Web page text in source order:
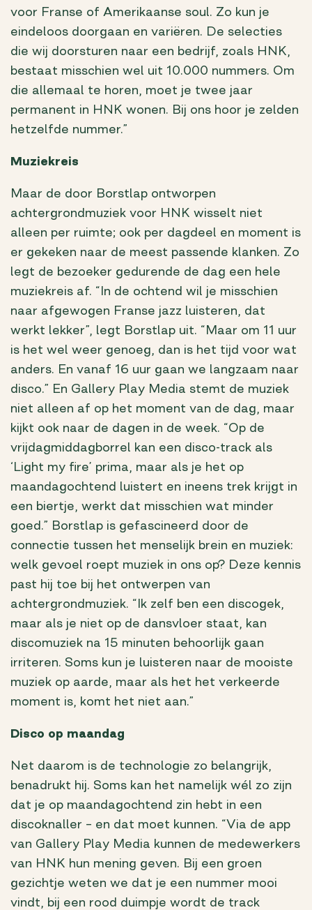
voor Franse of Amerikaanse soul. Zo kun je
eindeloos doorgaan en variëren. De selecties
die wij doorsturen naar een bedrijf, zoals HNK,
bestaat misschien wel uit 10.000 nummers. Om
die allemaal te horen, moet je twee jaar
permanent in HNK wonen. Bij ons hoor je zelden
hetzelfde nummer.”
Muziekreis
Maar de door Borstlap ontworpen
achtergrondmuziek voor HNK wisselt niet
alleen per ruimte; ook per dagdeel en moment is
er gekeken naar de meest passende klanken. Zo
legt de bezoeker gedurende de dag een hele
muziekreis af. “In de ochtend wil je misschien
naar afgewogen Franse jazz luisteren, dat
werkt lekker”, legt Borstlap uit. “Maar om 11 uur
is het wel weer genoeg, dan is het tijd voor wat
anders. En vanaf 16 uur gaan we langzaam naar
disco.” En Gallery Play Media stemt de muziek
niet alleen af op het moment van de dag, maar
kijkt ook naar de dagen in de week. “Op de
vrijdagmiddagborrel kan een disco-track als
‘Light my fire’ prima, maar als je het op
maandagochtend luistert en ineens trek krijgt in
een biertje, werkt dat misschien wat minder
goed.” Borstlap is gefascineerd door de
connectie tussen het menselijk brein en muziek:
welk gevoel roept muziek in ons op? Deze kennis
past hij toe bij het ontwerpen van
achtergrondmuziek. “Ik zelf ben een discogek,
maar als je niet op de dansvloer staat, kan
discomuziek na 15 minuten behoorlijk gaan
irriteren. Soms kun je luisteren naar de mooiste
muziek op aarde, maar als het het verkeerde
moment is, komt het niet aan.”
Disco op maandag
Net daarom is de technologie zo belangrijk,
benadrukt hij. Soms kan het namelijk wél zo zijn
dat je op maandagochtend zin hebt in een
discoknaller – en dat moet kunnen. “Via de app
van Gallery Play Media kunnen de medewerkers
van HNK hun mening geven. Bij een groen
gezichtje weten we dat je een nummer mooi
vindt, bij een rood duimpje wordt de track